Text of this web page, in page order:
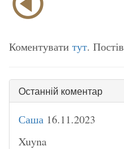
Коментувати тут. Постів
Останній коментар
Саша 16.11.2023
Xuyna